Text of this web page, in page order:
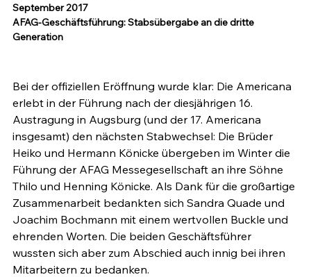
September 2017
AFAG-Geschäftsführung: Stabsübergabe an die dritte
Generation
Bei der offiziellen Eröffnung wurde klar: Die Americana
erlebt in der Führung nach der diesjährigen 16.
Austragung in Augsburg (und der 17. Americana
insgesamt) den nächsten Stabwechsel: Die Brüder
Heiko und Hermann Könicke übergeben im Winter die
Führung der AFAG Messegesellschaft an ihre Söhne
Thilo und Henning Könicke. Als Dank für die großartige
Zusammenarbeit bedankten sich Sandra Quade und
Joachim Bochmann mit einem wertvollen Buckle und
ehrenden Worten. Die beiden Geschäftsführer
wussten sich aber zum Abschied auch innig bei ihren
Mitarbeitern zu bedanken.